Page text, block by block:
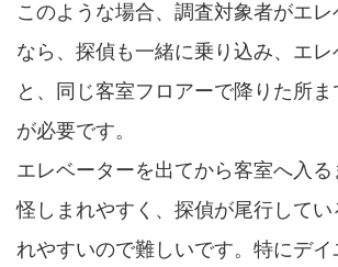
このような場合、調査対象者がエレ
なら、探偵も一緒に乗り込み、エレ
と、同じ客室フロアーで降りた所
が必要です。
エレベーターを出てから客室へ入る
怪しまれやすく、探偵が尾行して
れやすいので難しいです。特にデイ